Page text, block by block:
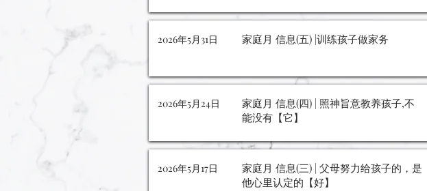
2026年5月31日 家庭月 信息(五) |训练孩子做家务
2026年5月24日
家庭月 信息(四) | 照神旨意教养孩子,不
能没有【它】
2026年5月17日
家庭月 信息(三) | 父母努力给孩子的，是
他心里认定的【好】